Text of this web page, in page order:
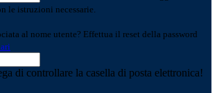
le istruzioni necessarie.
al nome utente? Effettua il reset della password
di controllare la casella di posta elettronica!